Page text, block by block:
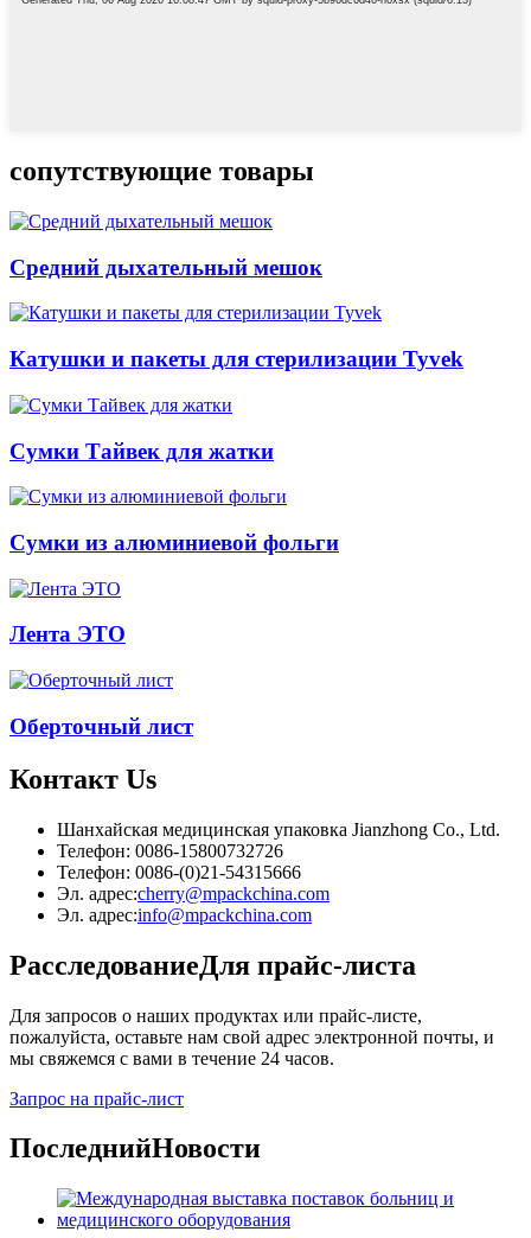
сопутствующие товары
Средний дыхательный мешок
Катушки и пакеты для стерилизации Tyvek
Сумки Тайвек для жатки
Сумки из алюминиевой фольги
Лента ЭТО
Оберточный лист
Контакт Us
Шанхайская медицинская упаковка Jianzhong Co., Ltd.
Телефон: 0086-15800732726
Телефон: 0086-(0)21-54315666
Эл. адрес:cherry@mpackchina.com
Эл. адрес:info@mpackchina.com
РасследованиеДля прайс-листа
Для запросов о наших продуктах или прайс-листе,
пожалуйста, оставьте нам свой адрес электронной почты, и
мы свяжемся с вами в течение 24 часов.
Запрос на прайс-лист
ПоследнийНовости